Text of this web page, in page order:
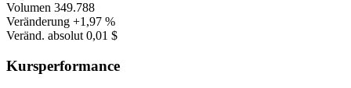
Volumen 349.788
Veränderung +1,97 %
Veränd. absolut 0,01 $
Kursperformance